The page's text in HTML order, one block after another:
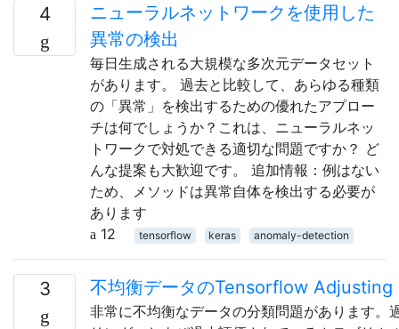
4
ニューラルネットワークを使用した
異常の検出
毎日生成される大規模な多次元データセット
があります。 過去と比較して、あらゆる種類
の「異常」を検出するための優れたアプロー
チは何でしょうか？これは、ニューラルネッ
トワークで対処できる適切な問題ですか？ ど
んな提案も大歓迎です。 追加情報：例はない
ため、メソッドは異常自体を検出する必要が
あります
12
tensorflow keras anomaly-detection
3 不均衡データのTensorflow
非常に不均衡なデータの分類問題があります。